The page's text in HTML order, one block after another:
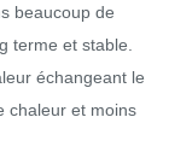
beaucoup de
terme et stable.
échangeant le
chaleur et moins